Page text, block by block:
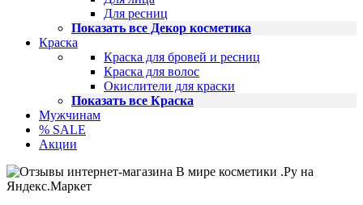
Для ресниц
Показать все Декор косметика
Краска
Краска для бровей и ресниц
Краска для волос
Окислители для краски
Показать все Краска
Мужчинам
% SALE
Акции